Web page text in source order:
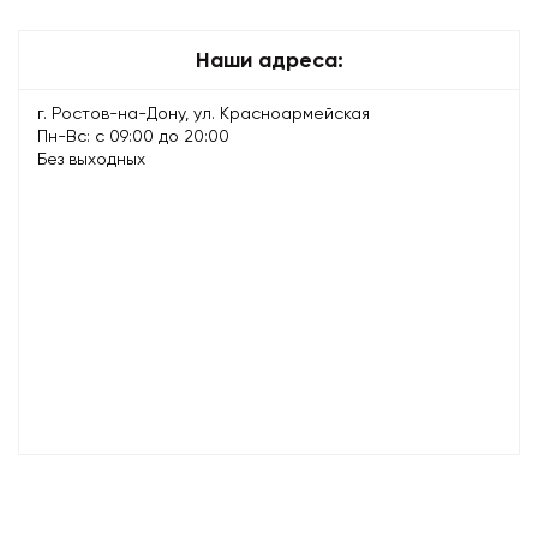
Наши адреса:
г. Ростов-на-Дону, ул. Красноармейская
Пн-Вс: с 09:00 до 20:00
Без выходных